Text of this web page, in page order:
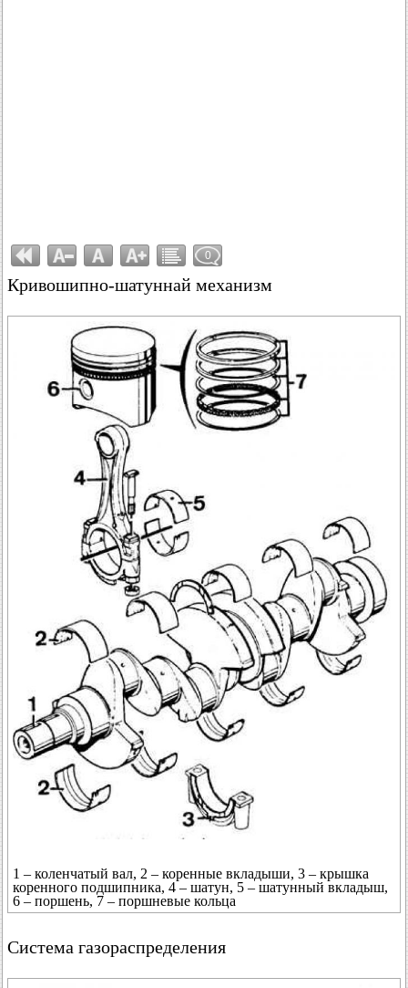
0
Кривошипно-шатуннай механизм
1 – коленчатый вал, 2 – коренные вкладыши, 3 – крышка
коренного подшипника, 4 – шатун, 5 – шатунный вкладыш,
6 – поршень, 7 – поршневые кольца
Система газораспределения